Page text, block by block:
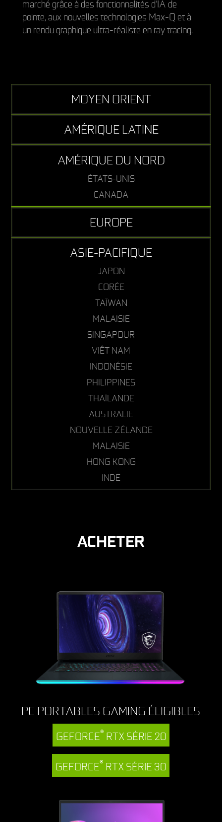
marché grâce à des fonctionnalités d’IA de
pointe, aux nouvelles technologies Max-Q et à
un rendu graphique ultra-réaliste en ray tracing.
MOYEN ORIENT
AMÉRIQUE LATINE
AMÉRIQUE DU NORD
ÉTATS-UNIS
CANADA
EUROPE
ASIE-PACIFIQUE
JAPON
CORÉE
TAÏWAN
MALAISIE
SINGAPOUR
VIÊT NAM
INDONÉSIE
PHILIPPINES
THAÏLANDE
AUSTRALIE
NOUVELLE ZÉLANDE
MALAISIE
HONG KONG
INDE
ACHETER
PC PORTABLES GAMING ÉLIGIBLES
GEFORCE® RTX SÉRIE 20
GEFORCE® RTX SÉRIE 30